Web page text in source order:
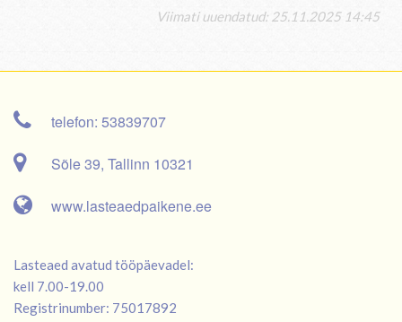
Viimati uuendatud: 25.11.2025 14:45
telefon: 53839707
Sõle 39, Tallinn 10321
www.lasteaedpaikene.ee
Lasteaed avatud tööpäevadel:
kell 7.00-19.00
Registrinumber: 75017892